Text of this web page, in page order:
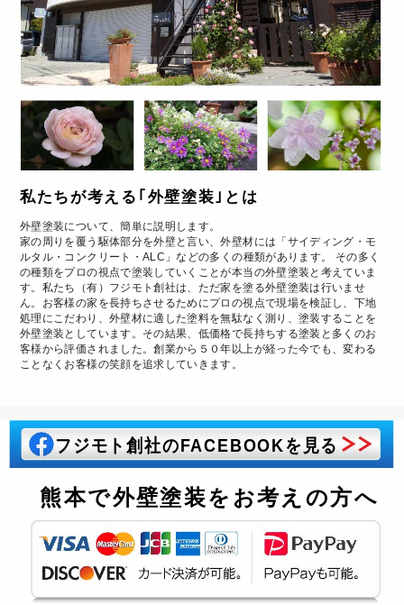
私たちが考える｢外壁塗装｣とは
外壁塗装について、簡単に説明します。
家の周りを覆う駆体部分を外壁と言い、外壁材には「サイディング・モ
ルタル・コンクリート・ALC」などの多くの種類があります。 その多く
の種類をプロの視点で塗装していくことが本当の外壁塗装と考えていま
す。私たち（有）フジモト創社は、ただ家を塗る外壁塗装は行いませ
ん。お客様の家を長持ちさせるためにプロの視点で現場を検証し、下地
処理にこだわり、外壁材に適した塗料を無駄なく測り、塗装することを
外壁塗装としています。その結果、低価格で長持ちする塗装と多くのお
客様から評価されました。創業から５０年以上が経った今でも、変わる
ことなくお客様の笑顔を追求していきます。
フジモト創社のFACEBOOKを見る
熊本で外壁塗装をお考えの方へ